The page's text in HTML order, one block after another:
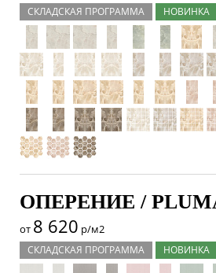
СКЛАДСКАЯ ПРОГРАММА НОВИНКА
ОПЕРЕНИЕ /
от 8 620 р/м2
СКЛАДСКАЯ ПРОГРАММА НОВИНКА